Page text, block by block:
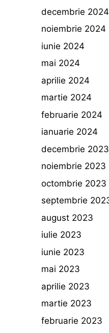
decembrie 2024
noiembrie 2024
iunie 2024
mai 2024
aprilie 2024
martie 2024
februarie 2024
ianuarie 2024
decembrie 2023
noiembrie 2023
octombrie 2023
septembrie
august 2023
iulie 2023
iunie 2023
mai 2023
aprilie 2023
martie 2023
februarie 2023